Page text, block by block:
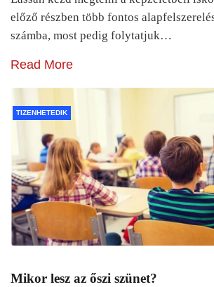
előző részben több fontos
számba, most pedig folytatjuk…
Read More
TIZENHETEDIK
Mikor lesz az őszi szünet?